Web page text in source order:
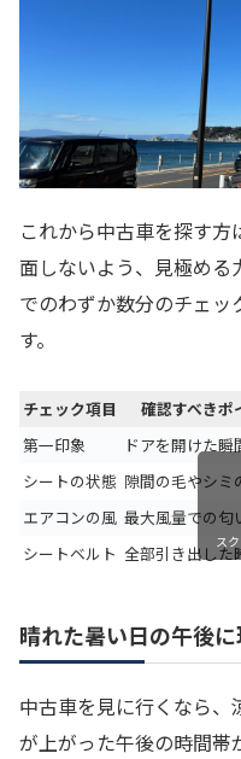
これから中古車を探す
面しないよう、見極める
でのわずか数分のチェッ
す。
チェック項目 確認すべきポ
第一印象
ドアを開けた瞬
シートの状態 隙間の毛やシミ
エアコンの風 最大風量での匂
シートベルト 全部引き出した
ス
晴れた暑い日の午後
中古車を見に行くなら
が上がった午後の時間帯